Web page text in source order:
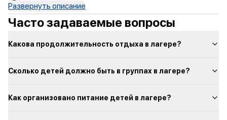
Развернуть описание
Часто задаваемые вопросы
Какова продолжительность отдыха в лагере?
Сколько детей должно быть в группах в лагере?
Как организовано питание детей в лагере?